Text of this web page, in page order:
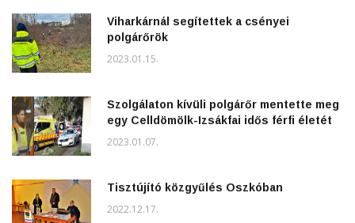
Viharkárnál segítettek a csényei
polgárőrök
2023.01.15.
Szolgálaton kívüli polgárőr mentette meg
egy Celldömölk-Izsákfai idős férfi életét
2023.01.07.
Tisztújító közgyűlés Oszkóban
2022.12.17.